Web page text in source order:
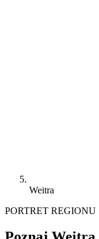
Weitra
PORTRET REGIONU